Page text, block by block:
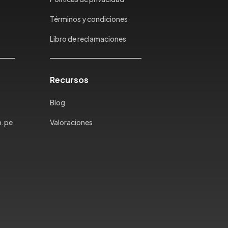
Términos y condiciones
Libro de reclamaciones
Recursos
Blog
Valoraciones